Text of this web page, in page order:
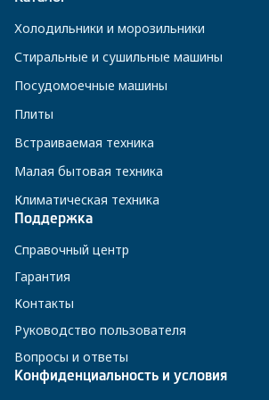
Холодильники и морозильники
Стиральные и сушильные машины
Посудомоечные машины
Плиты
Встраиваемая техника
Малая бытовая техника
Климатическая техника
Поддержка
Справочный центр
Гарантия
Контакты
Руководство пользователя
Вопросы и ответы
Конфиденциальность и условия